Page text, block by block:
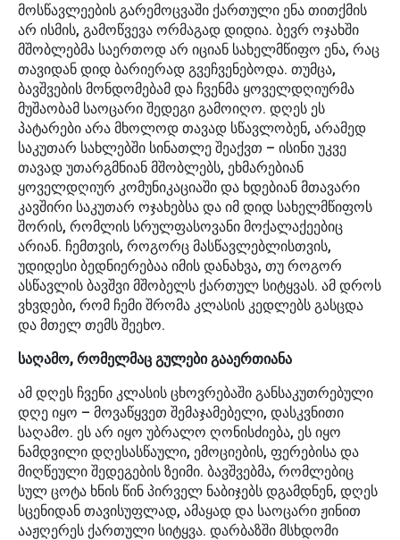
მოსწავლეების გარემოცვაში ქართული ენა თითქმის
არ ისმის, გამოწვევა ორმაგად დიდია. ბევრ ოჯახში
მშობლებმა საერთოდ არ იციან სახელმწიფო ენა, რაც
თავიდან დიდ ბარიერად გვეჩვენებოდა. თუმცა,
ბავშვების მონდომებამ და ჩვენმა ყოველდღიურმა
მუშაობამ საოცარი შედეგი გამოიღო. დღეს ეს
პატარები არა მხოლოდ თავად სწავლობენ, არამედ
საკუთარ სახლებში სინათლე შეაქვთ – ისინი უკვე
თავად უთარგმნიან მშობლებს, ეხმარებიან
ყოველდღიურ კომუნიკაციაში და ხდებიან მთავარი
კავშირი საკუთარ ოჯახებსა და იმ დიდ სახელმწიფოს
შორის, რომლის სრულფასოვანი მოქალაქეებიც
არიან. ჩემთვის, როგორც მასწავლებლისთვის,
უდიდესი ბედნიერებაა იმის დანახვა, თუ როგორ
ასწავლის ბავშვი მშობელს ქართულ სიტყვას. ამ დროს
ვხვდები, რომ ჩემი შრომა კლასის კედლებს გასცდა
და მთელ თემს შეეხო.
საღამო, რომელმაც გულები გააერთიანა
ამ დღეს ჩვენი კლასის ცხოვრებაში განსაკუთრებული
დღე იყო – მოვაწყვეთ შემაჯამებელი, დასკვნითი
საღამო. ეს არ იყო უბრალო ღონისძიება, ეს იყო
ნამდვილი დღესასწაული, ემოციების, ფერებისა და
მიღწეული შედეგების ზეიმი. ბავშვებმა, რომლებიც
სულ ცოტა ხნის წინ პირველ ნაბიჯებს დგამდნენ, დღეს
სცენიდან თავისუფლად, ამაყად და საოცარი ჟინით
ააჟღერეს ქართული სიტყვა. დარბაზში მსხდომი